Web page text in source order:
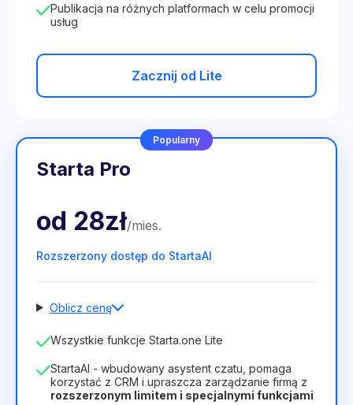
Publikacja na różnych platformach w celu promocji
usług
Zacznij od Lite
Popularny
Starta Pro
od 28zł/mies.
Rozszerzony dostęp do StartaAI
Oblicz cenę
Liczba pracowników
Czas trwania licencji
12 Months(zniżka -25%) Opłacalny
Wszystkie funkcje Starta.one Lite
StartaAI - wbudowany asystent czatu, pomaga
korzystać z CRM i upraszcza zarządzanie firmą z
rozszerzonym limitem i specjalnymi funkcjami